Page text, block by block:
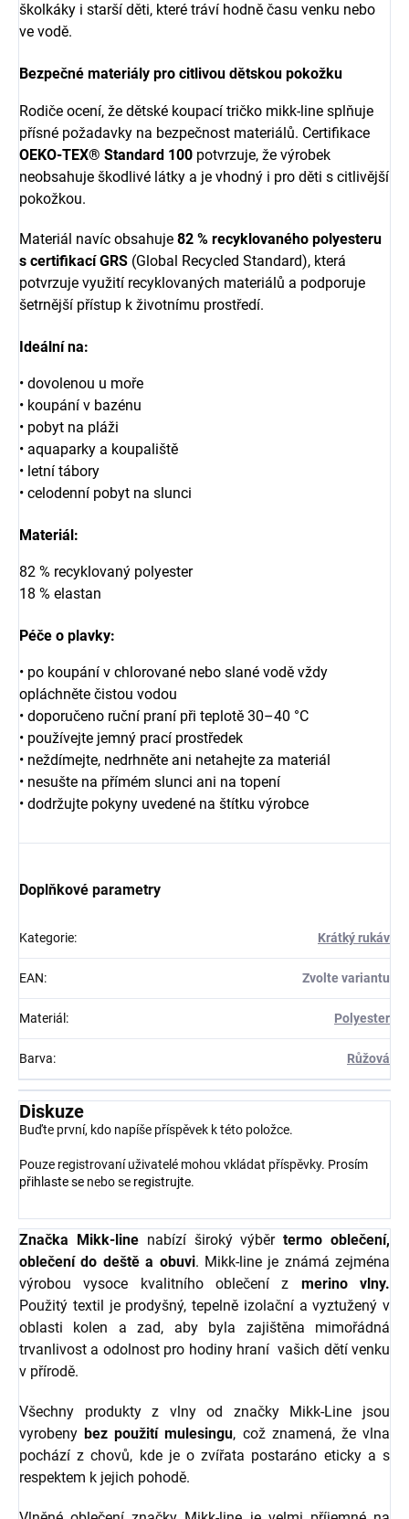
školkáky i starší děti, které tráví hodně času venku nebo
ve vodě.
Bezpečné materiály pro citlivou dětskou pokožku
Rodiče ocení, že dětské koupací tričko mikk-line splňuje
přísné požadavky na bezpečnost materiálů. Certifikace
OEKO-TEX® Standard 100 potvrzuje, že výrobek
neobsahuje škodlivé látky a je vhodný i pro děti s citlivější
pokožkou.
Materiál navíc obsahuje 82 % recyklovaného polyesteru
s certifikací GRS (Global Recycled Standard), která
potvrzuje využití recyklovaných materiálů a podporuje
šetrnější přístup k životnímu prostředí.
Ideální na:
• dovolenou u moře
• koupání v bazénu
• pobyt na pláži
• aquaparky a koupaliště
• letní tábory
• celodenní pobyt na slunci
Materiál:
82 % recyklovaný polyester
18 % elastan
Péče o plavky:
• po koupání v chlorované nebo slané vodě vždy
opláchněte čistou vodou
• doporučeno ruční praní při teplotě 30–40 °C
• používejte jemný prací prostředek
• neždímejte, nedrhněte ani netahejte za materiál
• nesušte na přímém slunci ani na topení
• dodržujte pokyny uvedené na štítku výrobce
Doplňkové parametry
Kategorie: Krátký rukáv
EAN: Zvolte variantu
Materiál : Polyester
Barva: Růžová
Diskuze
Buďte první, kdo napíše příspěvek k této položce.
Pouze registrovaní uživatelé mohou vkládat příspěvky. Prosím
přihlaste se nebo se registrujte.
Značka Mikk-linenabízí široký výběrtermo oblečení,
oblečení do deště a obuvi. Mikk-line je známá zejména
výrobou vysoce kvalitního oblečení z merino vlny.
Použitý textil je prodyšný, tepelně izolační a vyztužený v
oblasti kolen a zad, aby byla zajištěna mimořádná
trvanlivost a odolnost pro hodiny hraní vašich dětí venku
v přírodě.
Všechny produkty z vlny od značky Mikk-Line jsou
vyrobeny bez použití mulesingu, což znamená, že vlna
pochází z chovů, kde je o zvířata postaráno eticky a s
respektem k jejich pohodě.